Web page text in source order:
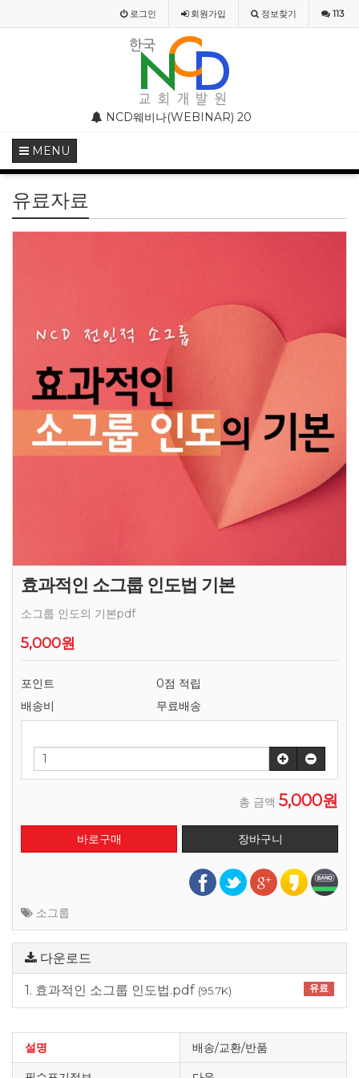
로그인 회원가입 정보찾기 113
NCD웨비나(WEBINAR) 2020 4월 특별 강의
MENU
유료자료
효과적인 소그룹 인도법 기본
소그룹 인도의 기본pdf
5,000원
포인트
0점 적립
배송비
무료배송
총 금액 5,000원
소그룹
다운로드
1. 효과적인 소그룹 인도법.pdf (95.7K) 유료
설명 배송/교환/반품